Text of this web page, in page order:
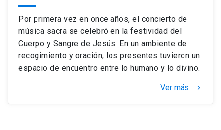
Por primera vez en once años, el concierto de
música sacra se celebró en la festividad del
Cuerpo y Sangre de Jesús. En un ambiente de
recogimiento y oración, los presentes tuvieron un
espacio de encuentro entre lo humano y lo divino.
Ver más keyboard_arrow_right